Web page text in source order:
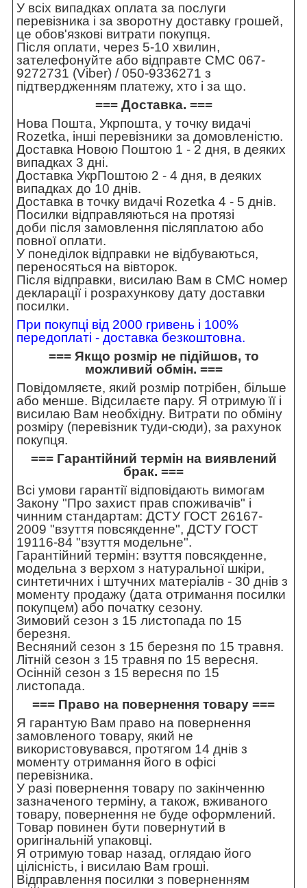
У всіх випадках оплата за послуги
перевізника і за зворотну доставку грошей,
це обов'язкові витрати покупця.
Після оплати, через 5-10 хвилин,
зателефонуйте або відправте СМС 067-
9272731 (Viber) / 050-9336271 з
підтвердженням платежу, хто і за що.
=== Доставка. ===
Нова Пошта, Укрпошта, у точку видачі
Rozetka, інші перевізники за домовленістю.
Доставка Новою Поштою 1 - 2 дня, в деяких
випадках 3 дні.
Доставка УкрПоштою 2 - 4 дня, в деяких
випадках до 10 днів.
Доставка в точку видачі Rozetka 4 - 5 днів.
Посилки відправляються на протязі
доби після замовлення післяплатою або
повної оплати.
У понеділок відправки не відбуваються,
переносяться на вівторок.
Після відправки, висилаю Вам в СМС номер
декларації і розрахункову дату доставки
посилки.
При покупці від 2000 гривень і 100%
передоплаті - доставка безкоштовна.
=== Якщо розмір не підійшов, то
можливий обмін. ===
Повідомляєте, який розмір потрібен, більше
або менше. Відсилаєте пару. Я отримую її і
висилаю Вам необхідну. Витрати по обміну
розміру (перевізник туди-сюди), за рахунок
покупця.
=== Гарантійний термін на виявлений
брак. ===
Всі умови гарантії відповідають вимогам
Закону "Про захист прав споживачів" і
чинним стандартам: ДСТУ ГОСТ 26167-
2009 "взуття повсякденне", ДСТУ ГОСТ
19116-84 "взуття модельне".
Гарантійний термін: взуття повсякденне,
модельна з верхом з натуральної шкіри,
синтетичних і штучних матеріалів - 30 днів з
моменту продажу (дата отримання посилки
покупцем) або початку сезону.
Зимовий сезон з 15 листопада по 15
березня.
Весняний сезон з 15 березня по 15 травня.
Літній сезон з 15 травня по 15 вересня.
Осінній сезон з 15 вересня по 15
листопада.
=== Право на повернення товару ===
Я гарантую Вам право на повернення
замовленого товару, який не
використовувався, протягом 14 днів з
моменту отримання його в офісі
перевізника.
У разі повернення товару по закінченню
зазначеного терміну, а також, вживаного
товару, повернення не буде оформлений.
Товар повинен бути повернутий в
оригінальній упаковці.
Я отримую товар назад, оглядаю його
цілісність, і висилаю Вам гроші.
Відправлення посилки з поверненням